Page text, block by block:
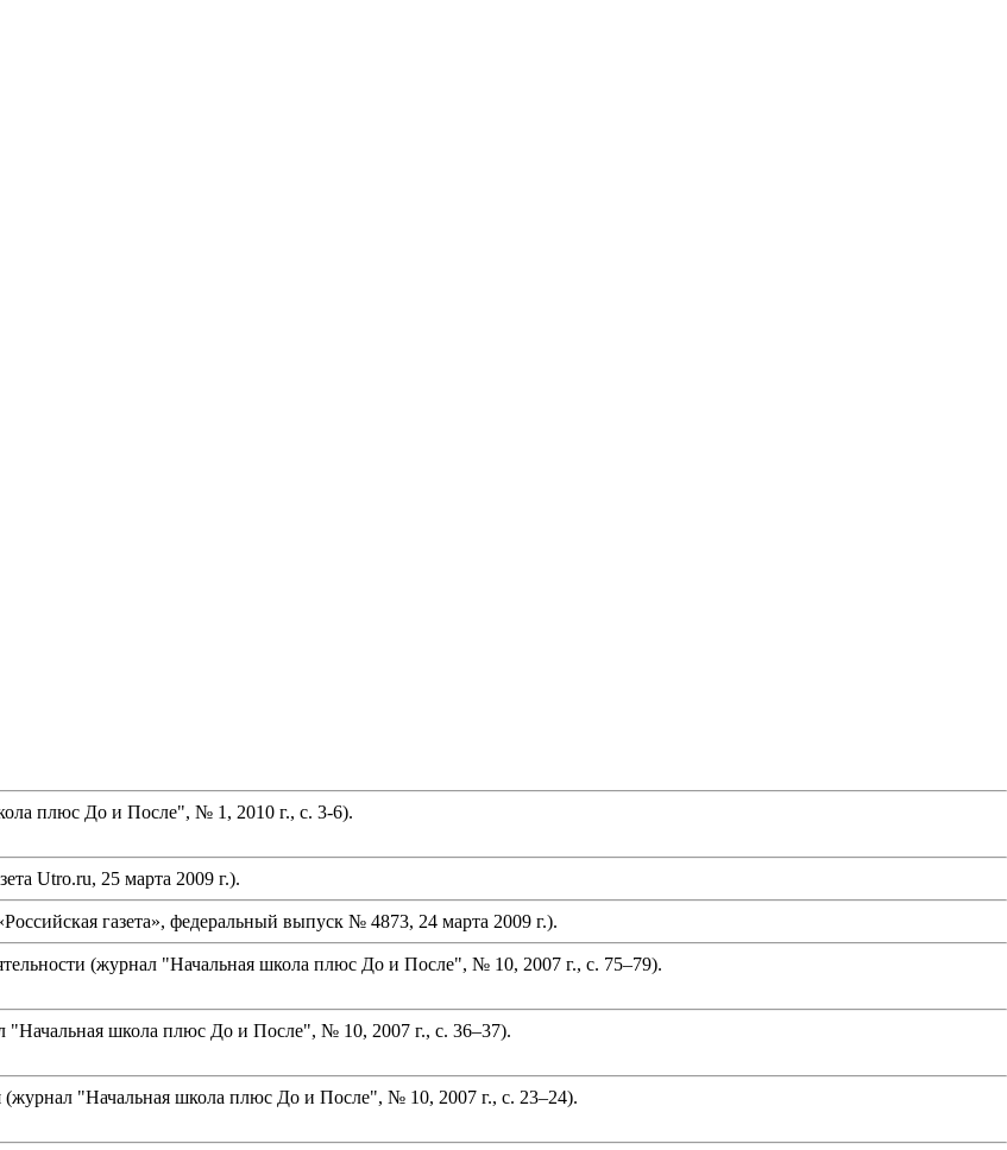
плюс До и После", № 1, 2010 г., с. 3-6).
Utro.ru, 25 марта 2009 г.).
газета», федеральный выпуск № 4873, 24 марта 2009 г.).
(журнал "Начальная школа плюс До и После", № 10, 2007 г., с. 75–79).
школа плюс До и После", № 10, 2007 г., с. 36–37).
"Начальная школа плюс До и После", № 10, 2007 г., с. 23–24).